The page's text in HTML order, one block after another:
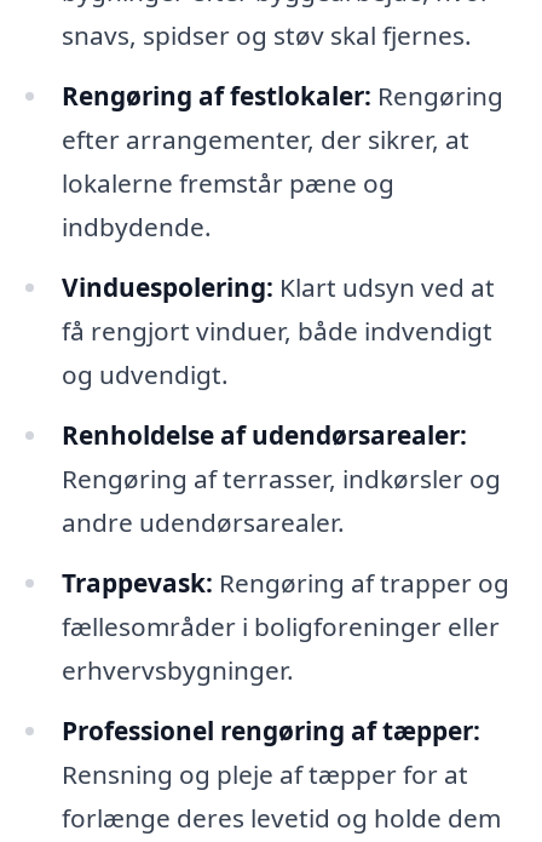
snavs, spidser og støv skal fjernes.
Rengøring af festlokaler: Rengøring
efter arrangementer, der sikrer, at
lokalerne fremstår pæne og
indbydende.
Vinduespolering: Klart udsyn ved at
få rengjort vinduer, både indvendigt
og udvendigt.
Renholdelse af udendørsarealer:
Rengøring af terrasser, indkørsler og
andre udendørsarealer.
Trappevask: Rengøring af trapper og
fællesområder i boligforeninger eller
erhvervsbygninger.
Professionel rengøring af tæpper:
Rensning og pleje af tæpper for at
forlænge deres levetid og holde dem